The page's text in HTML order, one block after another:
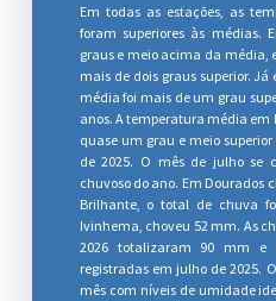
Em todas as estações, as
foram superiores às médias.
graus e meio acima da média,
mais de dois graus superior.
média foi mais de um grau
anos. A temperatura média em
quase um grau e meio
de 2025. O mês de julho se
chuvoso do ano. Em Dourados
Brilhante, o total de chuva
Ivinhema, choveu 52 mm. As
2026 totalizaram 90 mm e
registradas em julho de 2025.
mês com níveis de umidade